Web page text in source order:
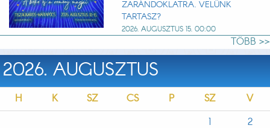
ZARÁNDOKLATRA. VELÜNK
TARTASZ?
2026. AUGUSZTUS 15. 00:00
TÖBB >>
2026. AUGUSZTUS
H K SZ CS P SZ
V
1
2